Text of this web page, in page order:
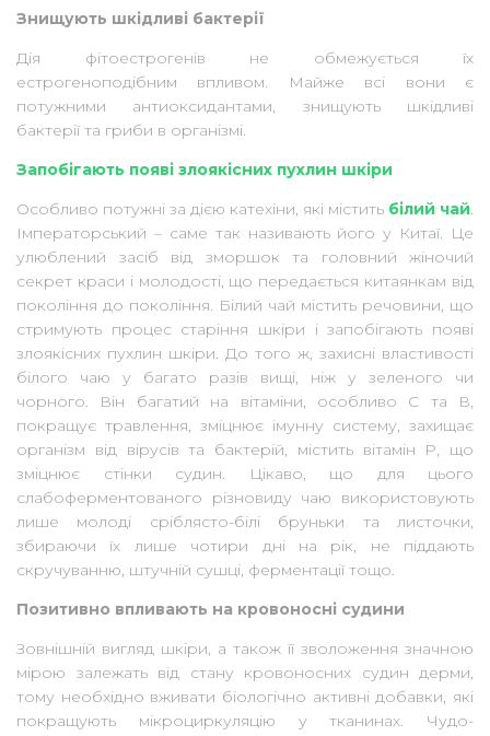
Знищують шкідливі бактерії
Дія фітоестрогенів не обмежується їх
естрогеноподібним впливом. Майже всі вони є
потужними антиоксидантами, знищують шкідливі
бактерії та гриби в організмі.
Запобігають появі злоякісних пухлин шкіри
Особливо потужні за дією катехіни, які містить білий чай.
Імператорський – саме так називають його у Китаї. Це
улюблений засіб від зморшок та головний жіночий
секрет краси і молодості, що передається китаянкам від
покоління до покоління. Білий чай містить речовини, що
стримують процес старіння шкіри і запобігають появі
злоякісних пухлин шкіри. До того ж, захисні властивості
білого чаю у багато разів вищі, ніж у зеленого чи
чорного. Він багатий на вітаміни, особливо С та В,
покращує травлення, зміцнює імунну систему, захищає
організм від вірусів та бактерій, містить вітамін Р, що
зміцнює стінки судин. Цікаво, що для цього
слабоферментованого різновиду чаю використовують
лише молоді сріблясто-білі бруньки та листочки,
збираючи їх лише чотири дні на рік, не піддають
скручуванню, штучній сушці, ферментації тощо.
Позитивно впливають на кровоносні судини
Зовнішній вигляд шкіри, а також її зволоження значною
мірою залежать від стану кровоносних судин дерми,
тому необхідно вживати біологічно активні добавки, які
покращують мікроциркуляцію у тканинах. Чудо-